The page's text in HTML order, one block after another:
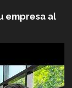
empresa al